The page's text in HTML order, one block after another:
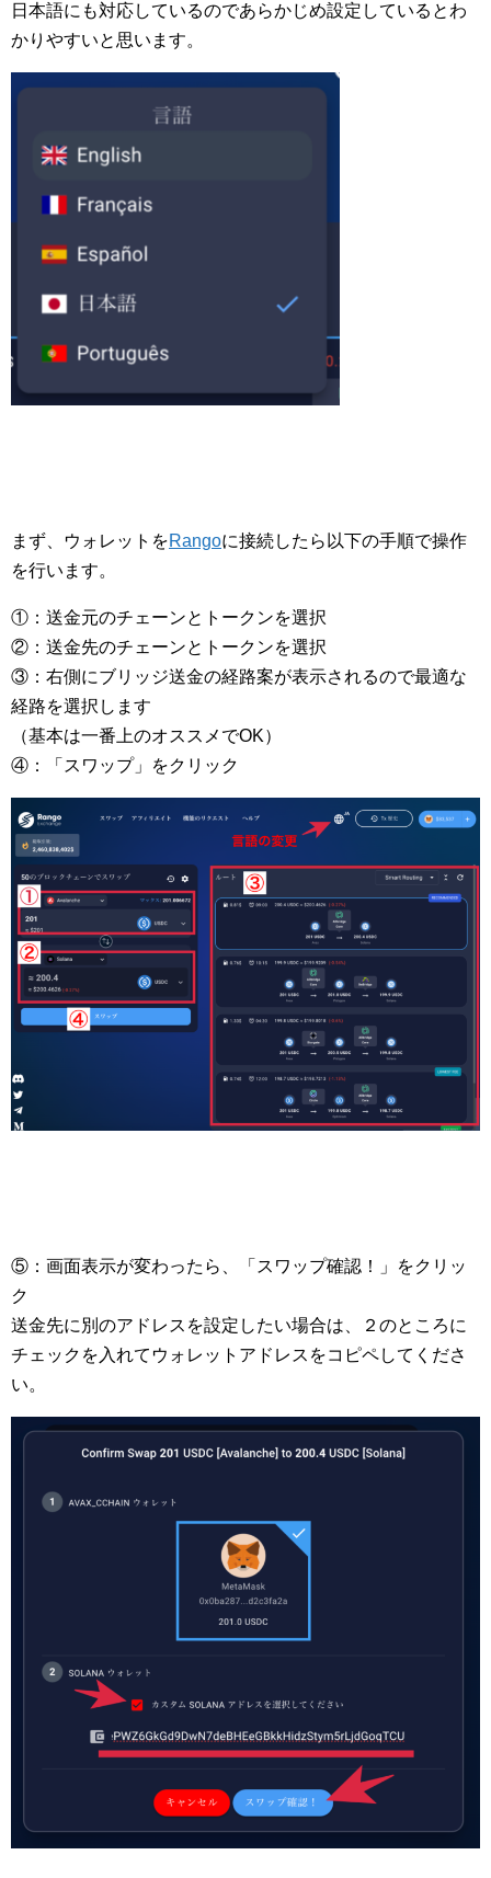
日本語にも対応しているのであらかじめ設定しているとわ
かりやすいと思います。
まず、ウォレットをRangoに接続したら以下の手順で操作
を行います。
①：送金元のチェーンとトークンを選択
②：送金先のチェーンとトークンを選択
③：右側にブリッジ送金の経路案が表示されるので最適な
経路を選択します
（基本は一番上のオススメでOK）
④：「スワップ」をクリック
⑤：画面表示が変わったら、「スワップ確認！」をクリッ
ク
送金先に別のアドレスを設定したい場合は、２のところに
チェックを入れてウォレットアドレスをコピペしてくださ
い。